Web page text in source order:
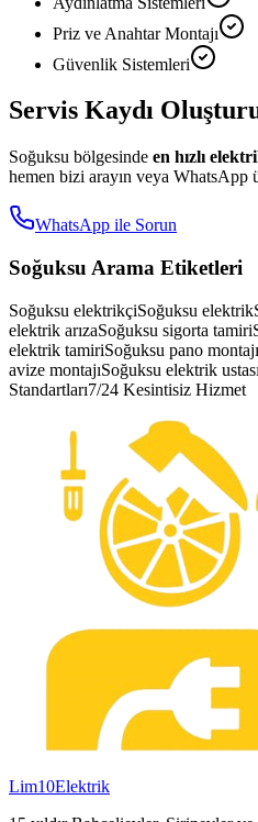
Priz ve Anahtar Montajı
Güvenlik Sistemleri
Servis Kaydı
Soğuksu bölgesinde en hızlı
hemen bizi arayın veya WhatsApp
WhatsApp ile Sorun
Soğuksu Arama Etiketleri
Soğuksu elektrikçiSoğuksu elektrik
elektrik arızaSoğuksu sigorta tamiri
elektrik tamiriSoğuksu pano montajı
avize montajıSoğuksu elektrik ustası
Standartları7/24 Kesintisiz Hizmet
Lim10Elektrik